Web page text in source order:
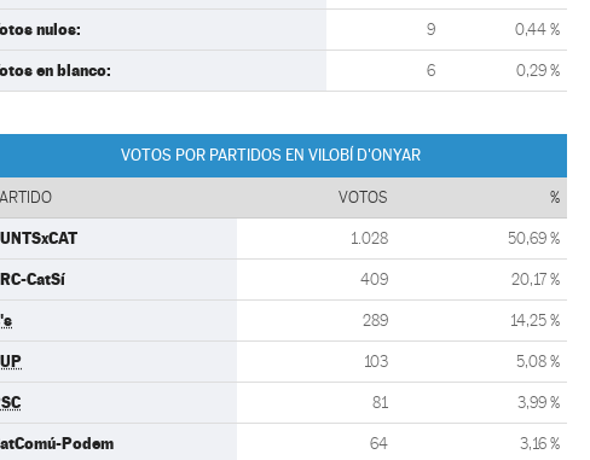
nulos: 9 0,44 %
en blanco: 6 0,29 %
VOTOS POR PARTIDOS EN VILOBÍ D'ONYAR
VOTOS %
1.028 50,69 %
CatSí 409 20,17 %
289 14,25 %
103 5,08 %
81 3,99 %
Podem 64 3,16 %